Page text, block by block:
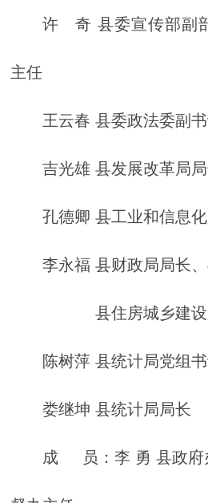
许 奇 县委宣传部副
主任
王云春 县委政法委副
吉光雄 县发展改革局
孔德卿 县工业和信息
李永福 县财政局局长
县住房城乡建设
陈树萍 县统计局党组
娄继坤 县统计局局长
成 员：李 勇 县政府